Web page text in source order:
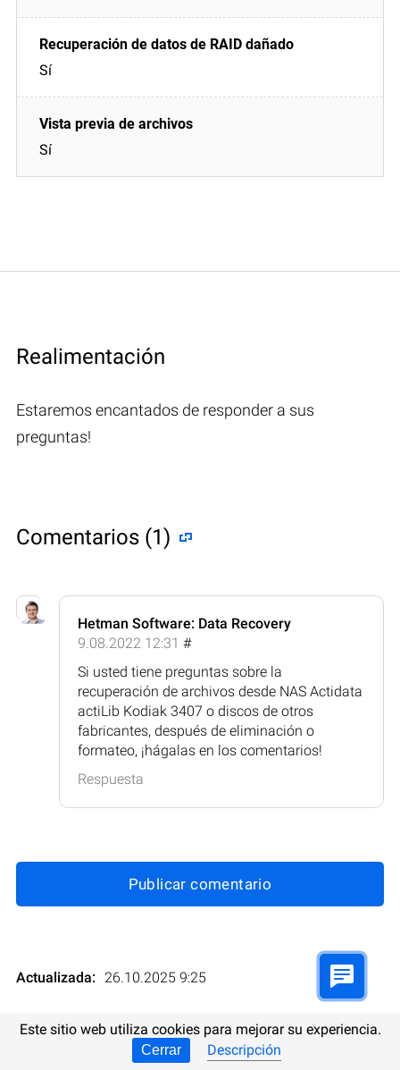
Sí
Sí
Realimentación
Estaremos encantados de responder a sus
preguntas!
Comentarios (1)
Hetman Software: Data Recovery
9.08.2022 12:31 #
Si usted tiene preguntas sobre la
recuperación de archivos desde NAS Actidata
actiLib Kodiak 3407 o discos de otros
fabricantes, después de eliminación o
formateo, ¡hágalas en los comentarios!
Respuesta
Publicar comentario
Actualizada: 26.10.2025 9:25
Evaluaciones: 5 Clasificación:
Este sitio web utiliza cookies para mejorar su experiencia.
Cerrar Descripción